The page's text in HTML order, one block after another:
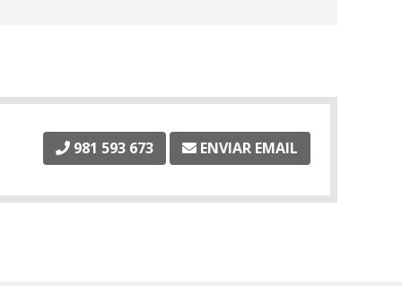
981 593 673 ENVIAR EMAIL